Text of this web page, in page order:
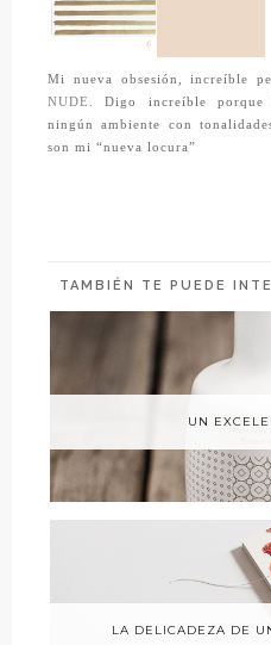
Mi nueva obsesión, increíble
NUDE.Digo increíble porque
ningún ambiente con
son mi “nueva locura”
TAMBIÉN TE PUEDE
UN
LA DELICADEZA DE